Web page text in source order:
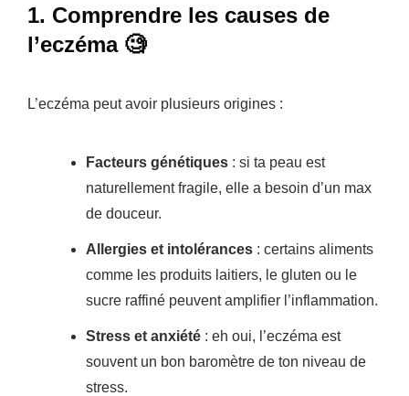
1. Comprendre les causes de
l’eczéma 🧐
L’eczéma peut avoir plusieurs origines :
Facteurs génétiques : si ta peau est
naturellement fragile, elle a besoin d’un max
de douceur.
Allergies et intolérances : certains aliments
comme les produits laitiers, le gluten ou le
sucre raffiné peuvent amplifier l’inflammation.
Stress et anxiété : eh oui, l’eczéma est
souvent un bon baromètre de ton niveau de
stress.